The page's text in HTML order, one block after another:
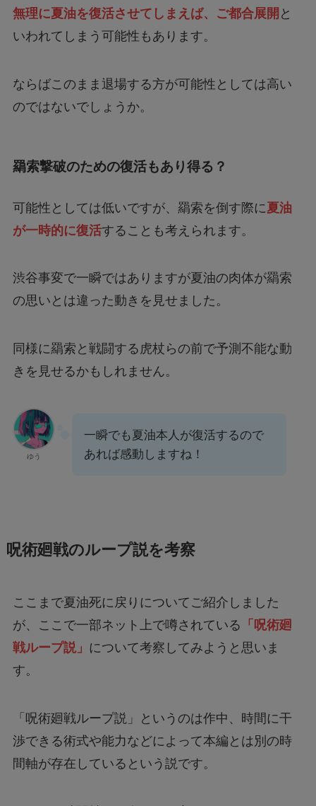
無理に夏油を復活させてしまえば、ご都合展開 と
いわれてしまう可能性もあります。
ならばこのまま退場する方が可能性としては高い
のではないでしょうか。
羂索撃破のための復活もあり得る？
可能性としては低いですが、羂索を倒す際に夏油
が一時的に復活することも考えられます。
渋谷事変で一瞬ではありますが夏油の肉体が羂索
の思いとは違った動きを見せました。
同様に羂索と戦闘する虎杖らの前で予測不能な動
きを見せるかもしれません。
ゆう
一瞬でも夏油本人が復活するので
あれば感動しますね！
呪術廻戦のループ説を考察
ここまで夏油死に戻りについてご紹介しました
が、ここで一部ネット上で噂されている 「呪術廻
戦ループ説」 について考察してみようと思いま
す。
「呪術廻戦ループ説」というのは作中、時間に干
渉できる術式や能力などによって本編とは別の時
間軸が存在しているという説です。